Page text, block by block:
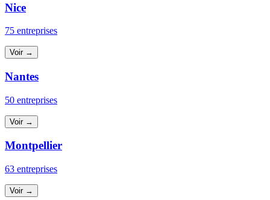
Nice
75 entreprises
Voir →
Nantes
50 entreprises
Voir →
Montpellier
63 entreprises
Voir →